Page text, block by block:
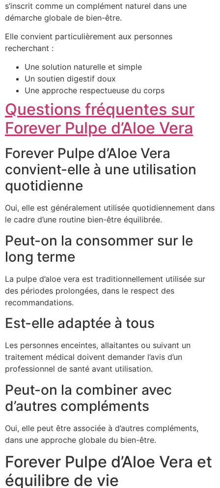
s’inscrit comme un complément naturel dans une
démarche globale de bien-être.
Elle convient particulièrement aux personnes
recherchant :
Une solution naturelle et simple
Un soutien digestif doux
Une approche respectueuse du corps
Questions fréquentes sur
Forever Pulpe d’Aloe Vera
Forever Pulpe d’Aloe Vera
convient-elle à une utilisation
quotidienne
Oui, elle est généralement utilisée quotidiennement dans
le cadre d’une routine bien-être équilibrée.
Peut-on la consommer sur le
long terme
La pulpe d’aloe vera est traditionnellement utilisée sur
des périodes prolongées, dans le respect des
recommandations.
Est-elle adaptée à tous
Les personnes enceintes, allaitantes ou suivant un
traitement médical doivent demander l’avis d’un
professionnel de santé avant utilisation.
Peut-on la combiner avec
d’autres compléments
Oui, elle peut être associée à d’autres compléments,
dans une approche globale du bien-être.
Forever Pulpe d’Aloe Vera et
équilibre de vie